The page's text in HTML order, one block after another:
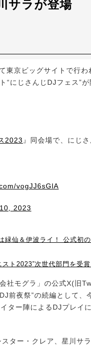
サラが登場
京ビッグサイトで行わ
“にじさんじDJフェス”
2023 』同会場で、にじ
vogJJ6sGlA
2023
緑仙＆伊波ライ！ 公式初
スト2023”次世代部門を受
社モグラ」の公式X(旧
前夜祭”の続編として、
ー陣によるDJプレイ
ター・クレア、星川サ